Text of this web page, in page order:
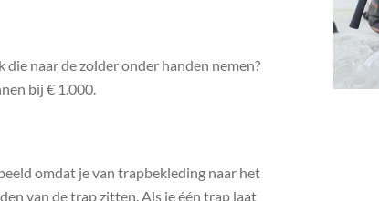
naar de zolder onder handen nemen?
bij € 1.000.
omdat je van trapbekleding naar het
van de trap zitten. Als je één trap laat